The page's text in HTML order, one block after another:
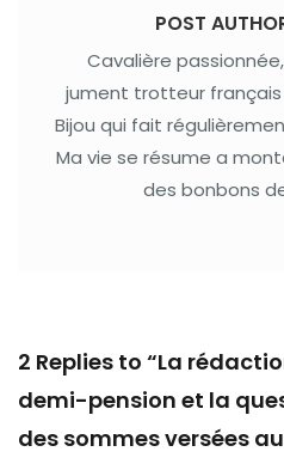
POST
Cavalière
jument trotteur français
Bijou qui fait
Ma vie se résume a
des bonbons
2 Replies to “La
demi-pension et la
des sommes versées